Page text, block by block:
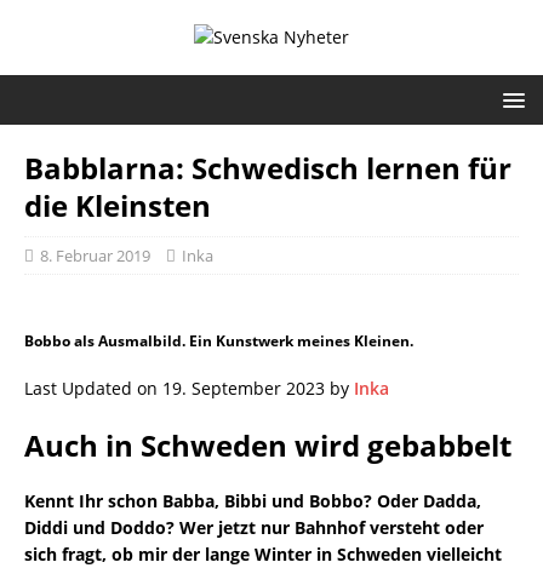
Babblarna: Schwedisch lernen für
die Kleinsten
8. Februar 2019 Inka
Bobbo als Ausmalbild. Ein Kunstwerk meines Kleinen.
Last Updated on 19. September 2023 by Inka
Auch in Schweden wird gebabbelt
Kennt Ihr schon Babba, Bibbi und Bobbo? Oder Dadda,
Diddi und Doddo? Wer jetzt nur Bahnhof versteht oder
sich fragt, ob mir der lange Winter in Schweden vielleicht